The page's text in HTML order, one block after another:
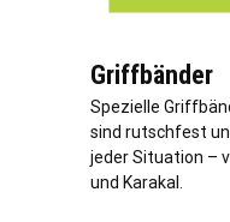
Griffbänder
Spezielle
sind rutschfest
jeder Situation –
und Karakal.